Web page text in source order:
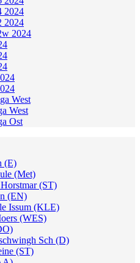
2024
2024
2024
West
West
Ost
(E)
(Met)
(ST)
(EN)
Issum (KLE)
(WES)
Sch (D)
(ST)